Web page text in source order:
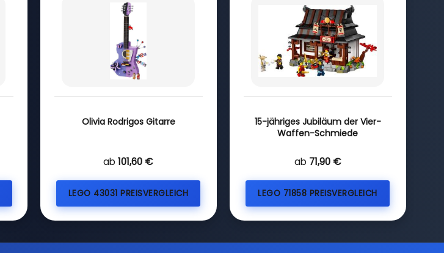
Olivia Rodrigos Gitarre
ab 101,60 €
LEGO 43031 PREISVERGLEICH
15-jähriges Jubiläum der Vier-
Waffen-Schmiede
ab 71,90 €
LEGO 71858 PREISVERGLEICH